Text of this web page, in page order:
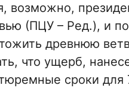
возможно,
(ПЦУ – Ред.), и
древнюю
что ущерб,
сроки для